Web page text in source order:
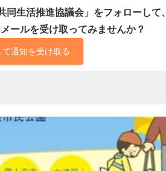
生活推進協議会」をフォローして、
ールを受け取ってみませんか？
通知を受け取る